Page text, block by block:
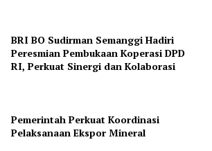
BRI BO Sudirman Semanggi Hadiri
Peresmian Pembukaan Koperasi DPD
RI, Perkuat Sinergi dan Kolaborasi
Pemerintah Perkuat Koordinasi
Pelaksanaan Ekspor Mineral